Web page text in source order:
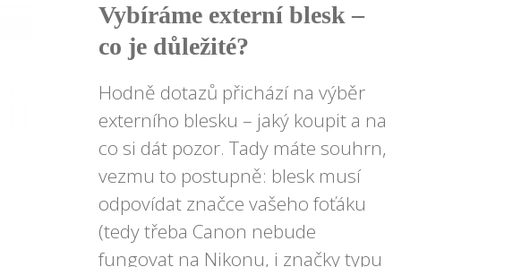
Vybíráme externí blesk –
co je důležité?
Hodně dotazů přichází na výběr
externího blesku – jaký koupit a na
co si dát pozor. Tady máte souhrn,
vezmu to postupně: blesk musí
odpovídat značce vašeho foťáku
(tedy třeba Canon nebude
fungovat na Nikonu, i značky typu